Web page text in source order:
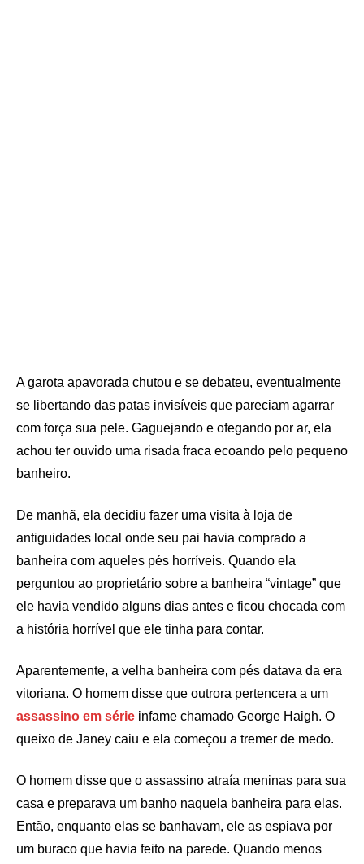
A garota apavorada chutou e se debateu, eventualmente
se libertando das patas invisíveis que pareciam agarrar
com força sua pele. Gaguejando e ofegando por ar, ela
achou ter ouvido uma risada fraca ecoando pelo pequeno
banheiro.
De manhã, ela decidiu fazer uma visita à loja de
antiguidades local onde seu pai havia comprado a
banheira com aqueles pés horríveis. Quando ela
perguntou ao proprietário sobre a banheira “vintage” que
ele havia vendido alguns dias antes e ficou chocada com
a história horrível que ele tinha para contar.
Aparentemente, a velha banheira com pés datava da era
vitoriana. O homem disse que outrora pertencera a um
assassino em série infame chamado George Haigh. O
queixo de Janey caiu e ela começou a tremer de medo.
O homem disse que o assassino atraía meninas para sua
casa e preparava um banho naquela banheira para elas.
Então, enquanto elas se banhavam, ele as espiava por
um buraco que havia feito na parede. Quando menos